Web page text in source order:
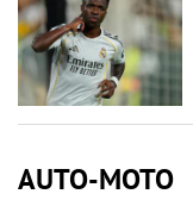
AUTO-MOTO